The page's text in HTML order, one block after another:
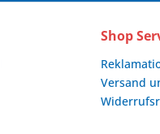
Shop
Versand